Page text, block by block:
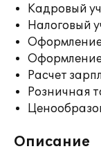
Кадровый
Налоговый
Оформление
Расчет
Розничная
Описание